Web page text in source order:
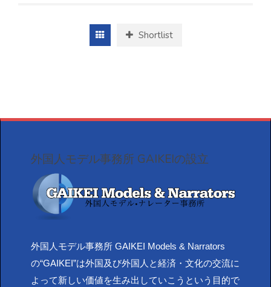
Shortlist
外国人モデル事務所 GAIKEIの設立
外国人モデル事務所 GAIKEI Models & Narrators
の“GAIKEI”は外国及び外国人と経済・文化の交流に
よって新しい価値を生み出していこうという目的で